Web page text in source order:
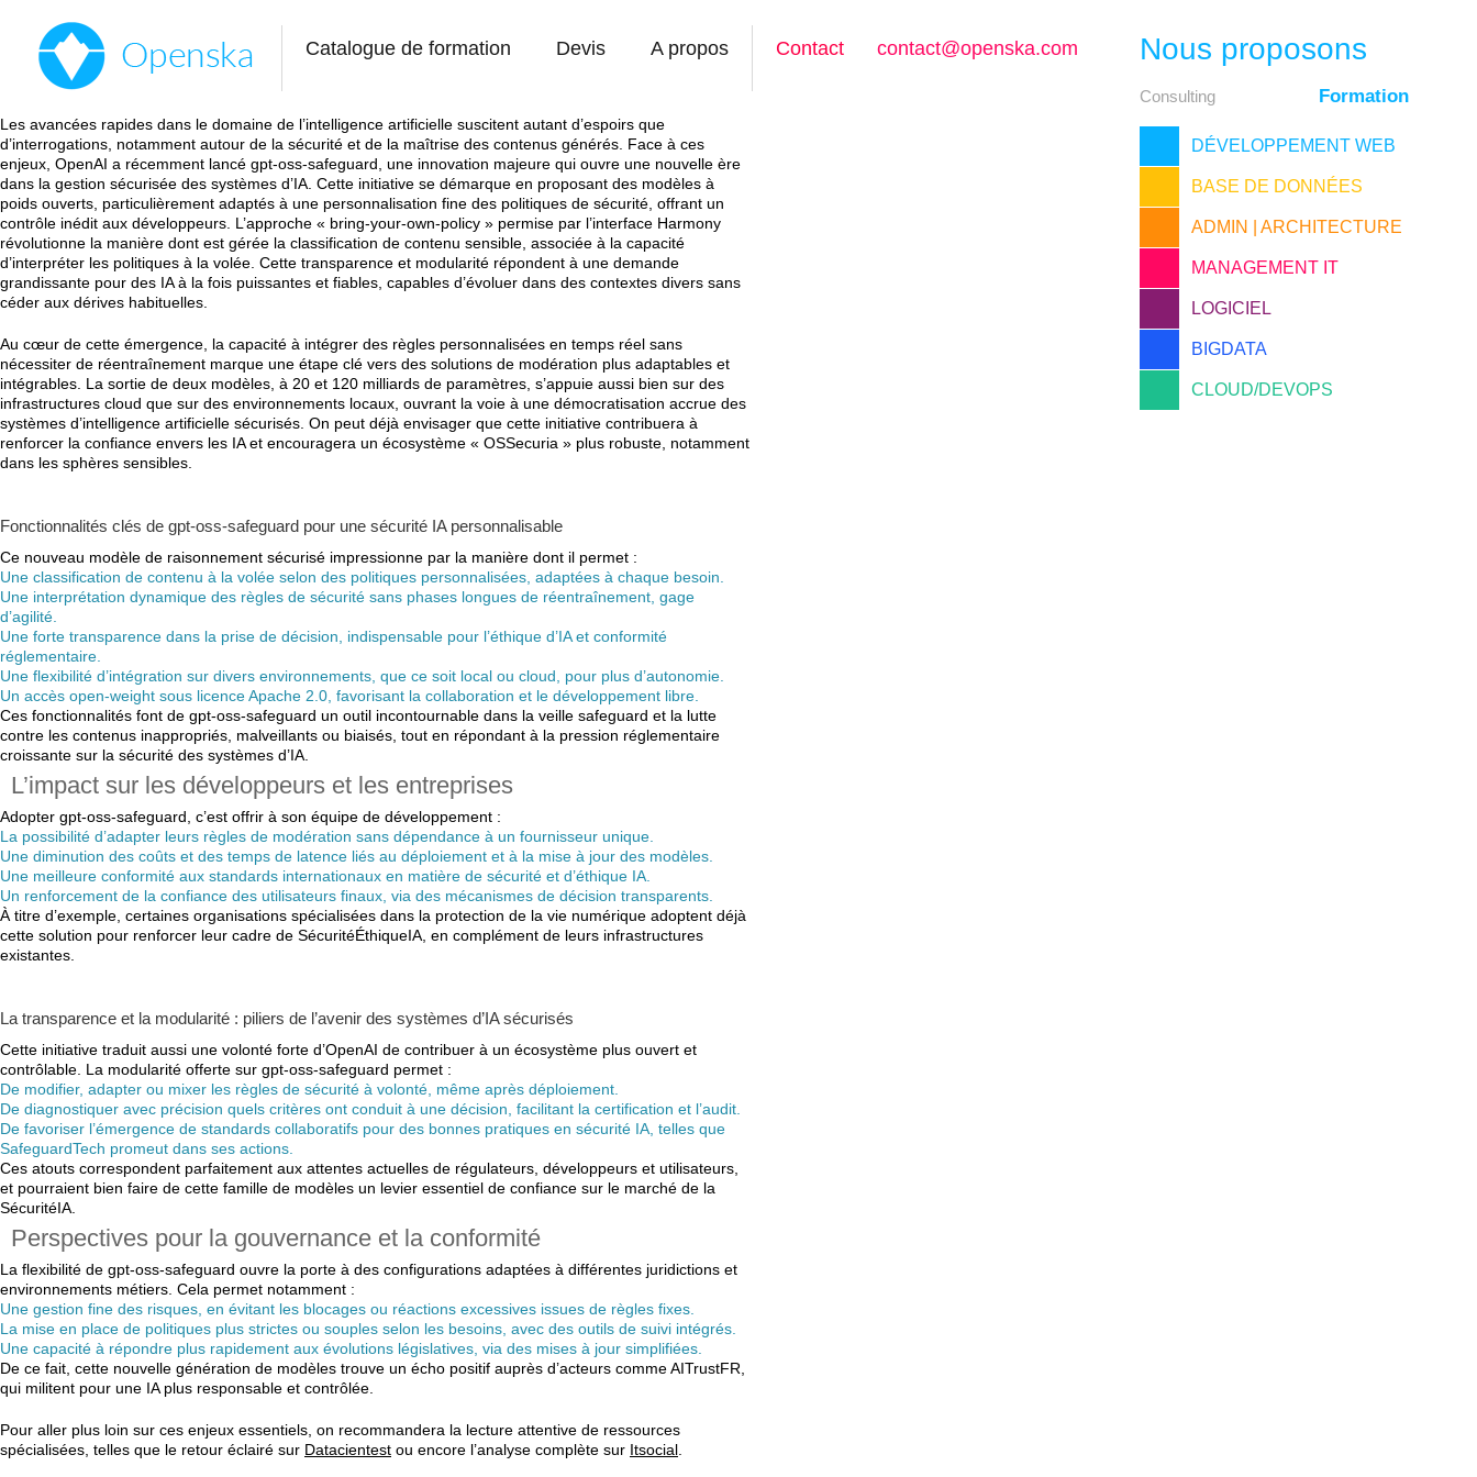
Catalogue de formation Devis A propos Contact contact@openska.com
Les avancées rapides dans le domaine de l’intelligence artificielle suscitent autant d’espoirs que
d’interrogations, notamment autour de la sécurité et de la maîtrise des contenus générés. Face à ces
enjeux, OpenAI a récemment lancé gpt-oss-safeguard, une innovation majeure qui ouvre une nouvelle ère
dans la gestion sécurisée des systèmes d’IA. Cette initiative se démarque en proposant des modèles à
poids ouverts, particulièrement adaptés à une personnalisation fine des politiques de sécurité, offrant un
contrôle inédit aux développeurs. L’approche « bring-your-own-policy » permise par l’interface Harmony
révolutionne la manière dont est gérée la classification de contenu sensible, associée à la capacité
d’interpréter les politiques à la volée. Cette transparence et modularité répondent à une demande
grandissante pour des IA à la fois puissantes et fiables, capables d’évoluer dans des contextes divers sans
céder aux dérives habituelles.
Au cœur de cette émergence, la capacité à intégrer des règles personnalisées en temps réel sans
nécessiter de réentraînement marque une étape clé vers des solutions de modération plus adaptables et
intégrables. La sortie de deux modèles, à 20 et 120 milliards de paramètres, s’appuie aussi bien sur des
infrastructures cloud que sur des environnements locaux, ouvrant la voie à une démocratisation accrue des
systèmes d’intelligence artificielle sécurisés. On peut déjà envisager que cette initiative contribuera à
renforcer la confiance envers les IA et encouragera un écosystème « OSSecuria » plus robuste, notamment
dans les sphères sensibles.
Fonctionnalités clés de gpt-oss-safeguard pour une sécurité IA personnalisable
Ce nouveau modèle de raisonnement sécurisé impressionne par la manière dont il permet :
Une classification de contenu à la volée selon des politiques personnalisées, adaptées à chaque besoin.
Une interprétation dynamique des règles de sécurité sans phases longues de réentraînement, gage
d’agilité.
Une forte transparence dans la prise de décision, indispensable pour l’éthique d’IA et conformité
réglementaire.
Une flexibilité d’intégration sur divers environnements, que ce soit local ou cloud, pour plus d’autonomie.
Un accès open-weight sous licence Apache 2.0, favorisant la collaboration et le développement libre.
Ces fonctionnalités font de gpt-oss-safeguard un outil incontournable dans la veille safeguard et la lutte
contre les contenus inappropriés, malveillants ou biaisés, tout en répondant à la pression réglementaire
croissante sur la sécurité des systèmes d’IA.
L’impact sur les développeurs et les entreprises
Adopter gpt-oss-safeguard, c’est offrir à son équipe de développement :
La possibilité d’adapter leurs règles de modération sans dépendance à un fournisseur unique.
Une diminution des coûts et des temps de latence liés au déploiement et à la mise à jour des modèles.
Une meilleure conformité aux standards internationaux en matière de sécurité et d’éthique IA.
Un renforcement de la confiance des utilisateurs finaux, via des mécanismes de décision transparents.
À titre d’exemple, certaines organisations spécialisées dans la protection de la vie numérique adoptent déjà
cette solution pour renforcer leur cadre de SécuritéÉthiqueIA, en complément de leurs infrastructures
existantes.
La transparence et la modularité : piliers de l’avenir des systèmes d’IA sécurisés
Cette initiative traduit aussi une volonté forte d’OpenAI de contribuer à un écosystème plus ouvert et
contrôlable. La modularité offerte sur gpt-oss-safeguard permet :
De modifier, adapter ou mixer les règles de sécurité à volonté, même après déploiement.
De diagnostiquer avec précision quels critères ont conduit à une décision, facilitant la certification et l’audit.
De favoriser l’émergence de standards collaboratifs pour des bonnes pratiques en sécurité IA, telles que
SafeguardTech promeut dans ses actions.
Ces atouts correspondent parfaitement aux attentes actuelles de régulateurs, développeurs et utilisateurs,
et pourraient bien faire de cette famille de modèles un levier essentiel de confiance sur le marché de la
SécuritéIA.
Perspectives pour la gouvernance et la conformité
La flexibilité de gpt-oss-safeguard ouvre la porte à des configurations adaptées à différentes juridictions et
environnements métiers. Cela permet notamment :
Une gestion fine des risques, en évitant les blocages ou réactions excessives issues de règles fixes.
La mise en place de politiques plus strictes ou souples selon les besoins, avec des outils de suivi intégrés.
Une capacité à répondre plus rapidement aux évolutions législatives, via des mises à jour simplifiées.
De ce fait, cette nouvelle génération de modèles trouve un écho positif auprès d’acteurs comme AITrustFR,
qui militent pour une IA plus responsable et contrôlée.
Pour aller plus loin sur ces enjeux essentiels, on recommandera la lecture attentive de ressources
spécialisées, telles que le retour éclairé sur Datacientest ou encore l’analyse complète sur Itsocial
Nous proposons
Consulting Formation
DÉVELOPPEMENT WEB
BASE DE DONNÉES
ADMIN | ARCHITECTURE
MANAGEMENT IT
LOGICIEL
BIGDATA
CLOUD/DEVOPS